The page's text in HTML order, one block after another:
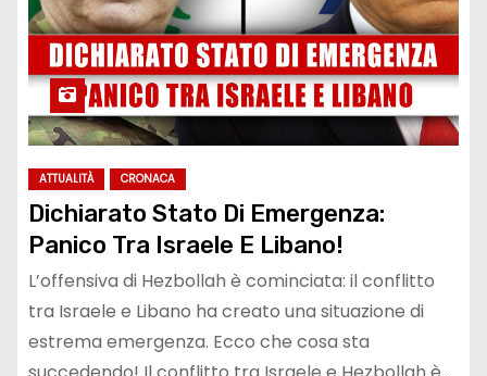
ATTUALITÀ CRONACA
Dichiarato Stato Di Emergenza:
Panico Tra Israele E Libano!
L’offensiva di Hezbollah è cominciata: il conflitto
tra Israele e Libano ha creato una situazione di
estrema emergenza. Ecco che cosa sta